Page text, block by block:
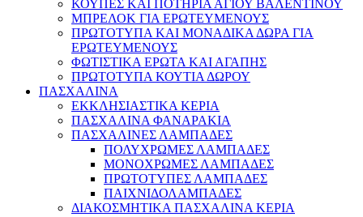
ΚΟΥΠΕΣ ΚΑΙ ΠΟΤΗΡΙΑ ΑΓΙΟΥ ΒΑΛΕΝΤΙΝΟΥ
ΜΠΡΕΛΟΚ ΓΙΑ ΕΡΩΤΕΥΜΕΝΟΥΣ
ΠΡΩΤΟΤΥΠΑ ΚΑΙ ΜΟΝΑΔΙΚΑ ΔΩΡΑ ΓΙΑ
ΕΡΩΤΕΥΜΕΝΟΥΣ
ΦΩΤΙΣΤΙΚΑ ΕΡΩΤΑ ΚΑΙ ΑΓΑΠΗΣ
ΠΡΩΤΟΤΥΠΑ ΚΟΥΤΙΑ ΔΩΡΟΥ
ΠΑΣΧΑΛΙΝΑ
ΕΚΚΛΗΣΙΑΣΤΙΚΑ ΚΕΡΙΑ
ΠΑΣΧΑΛΙΝΑ ΦΑΝΑΡΑΚΙΑ
ΠΑΣΧΑΛΙΝΕΣ ΛΑΜΠΑΔΕΣ
ΠΟΛΥΧΡΩΜΕΣ ΛΑΜΠΑΔΕΣ
ΜΟΝΟΧΡΩΜΕΣ ΛΑΜΠΑΔΕΣ
ΠΡΩΤΟΤΥΠΕΣ ΛΑΜΠΑΔΕΣ
ΠΑΙΧΝΙΔΟΛΑΜΠΑΔΕΣ
ΔΙΑΚΟΣΜΗΤΙΚΑ ΠΑΣΧΑΛΙΝΑ ΚΕΡΙΑ